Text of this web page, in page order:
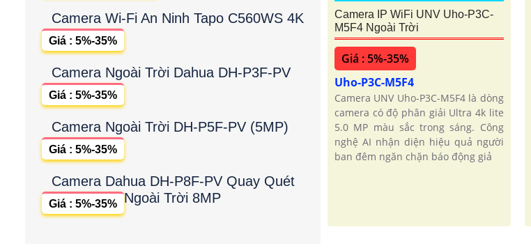
Camera Wi-Fi An Ninh Tapo C560WS 4K
Giá : 5%-35%
Camera Ngoài Trời Dahua DH-P3F-PV
Giá : 5%-35%
Camera Ngoài Trời DH-P5F-PV (5MP)
Giá : 5%-35%
Camera Dahua DH-P8F-PV Quay Quét
Ngoài Trời 8MP
Giá : 5%-35%
Camera IP WiFi UNV Uho-P3C-
M5F4 Ngoài Trời
Giá : 5%-35%
Uho-P3C-M5F4
Camera UNV Uho-P3C-M5F4 là dòng
camera có độ phân giải Ultra 4k lite
5.0 MP màu sắc trong sáng. Công
nghệ AI nhận diện hiệu quả người
ban đêm ngăn chặn báo động giả